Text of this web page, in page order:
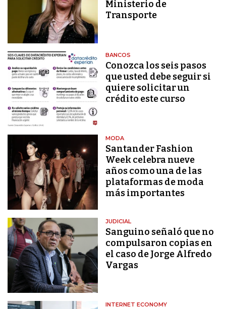
Ministerio de
Transporte
BANCOS
Conozca los seis pasos
que usted debe seguir si
quiere solicitar un
crédito este curso
MODA
Santander Fashion
Week celebra nueve
años como una de las
plataformas de moda
más importantes
JUDICIAL
Sanguino señaló que no
compulsaron copias en
el caso de Jorge Alfredo
Vargas
INTERNET ECONOMY